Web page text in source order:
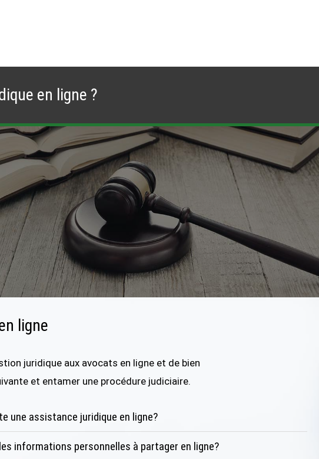
en ligne ?
ligne
juridique aux avocats en ligne et de bien
et entamer une procédure judiciaire.
une assistance juridique en ligne?
informations personnelles à partager en ligne?